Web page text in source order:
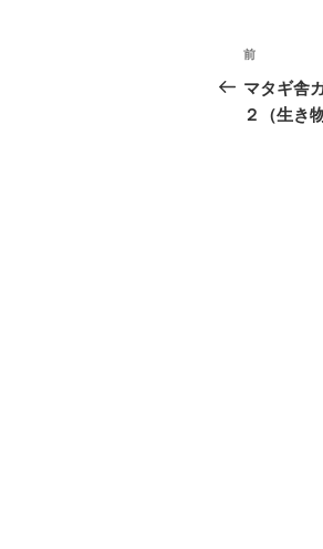
投
稿
ナ
前
の
投
前
マタギ舎
２（生き